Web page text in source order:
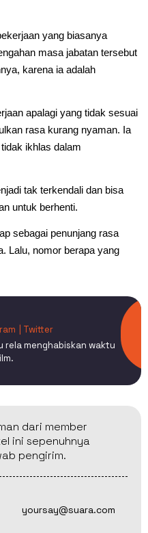
yang biasanya
masa jabatan tersebut
karena ia adalah
apalagi yang tidak sesuai
rasa kurang nyaman. Ia
ikhlas dalam
tak terkendali dan bisa
untuk berhenti.
sebagai penunjang rasa
Lalu, nomor berapa yang
| Twitter
rela menghabiskan waktu
dari member
ini sepenuhnya
pengirim.
yoursay@suara.com